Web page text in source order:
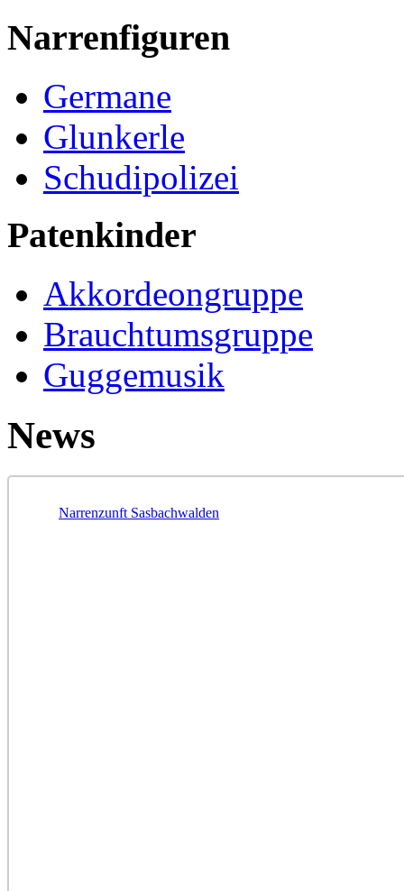
Narrenfiguren
Germane
Glunkerle
Schudipolizei
Patenkinder
Akkordeongruppe
Brauchtumsgruppe
Guggemusik
News
Narrenzunft Sasbachwalden